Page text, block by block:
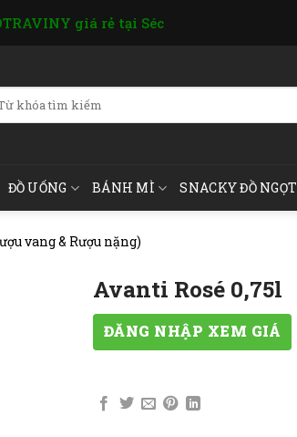
giá rẻ tại Séc
ĐỒ UỐNG BÁNH MÌ SNACKY ĐỒ NGỌT
vang & Rượu nặng)
Avanti Rosé 0,75l
ĐĂNG NHẬP XEM GIÁ